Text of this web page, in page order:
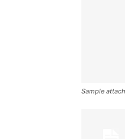
Sample